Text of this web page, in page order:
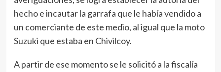
hecho e incautar la garrafa que le había vendido a
un comerciante de este medio, al igual que la moto
Suzuki que estaba en Chivilcoy.
A partir de ese momento se le solicitó a la fiscalía